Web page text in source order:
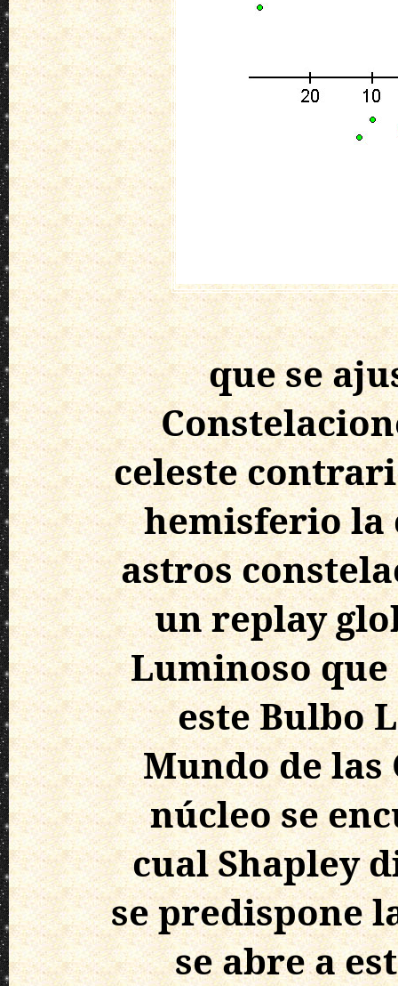
que se
celeste
hemisferio la
astros
un replay
Luminoso que
este Bulbo
Mundo de las
núcleo se
cual Shapley
se predispone
se abre a